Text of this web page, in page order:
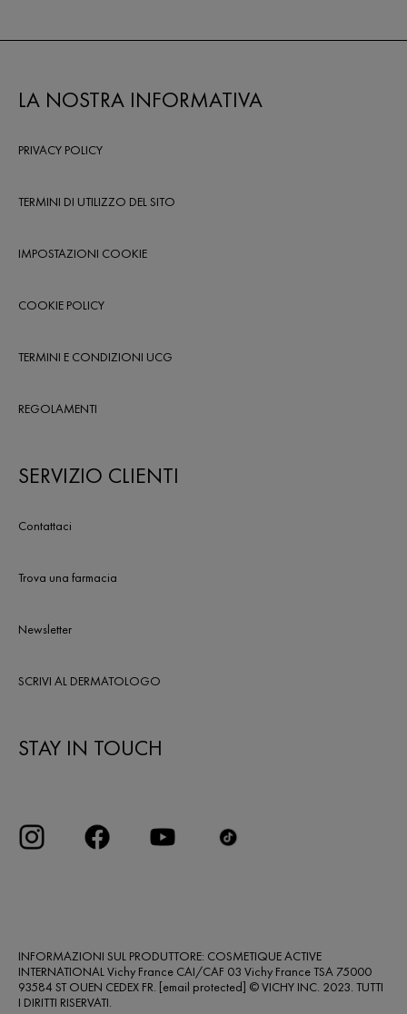
LA NOSTRA INFORMATIVA
PRIVACY POLICY
TERMINI DI UTILIZZO DEL SITO
IMPOSTAZIONI COOKIE
COOKIE POLICY
TERMINI E CONDIZIONI UCG
REGOLAMENTI
SERVIZIO CLIENTI
Contattaci
Trova una farmacia
Newsletter
SCRIVI AL DERMATOLOGO
STAY IN TOUCH
INFORMAZIONI SUL PRODUTTORE: COSMETIQUE ACTIVE
INTERNATIONAL Vichy France CAI/CAF 03 Vichy France TSA 75000
93584 ST OUEN CEDEX FR. [email protected] © VICHY INC. 2023. TUTTI
I DIRITTI RISERVATI.